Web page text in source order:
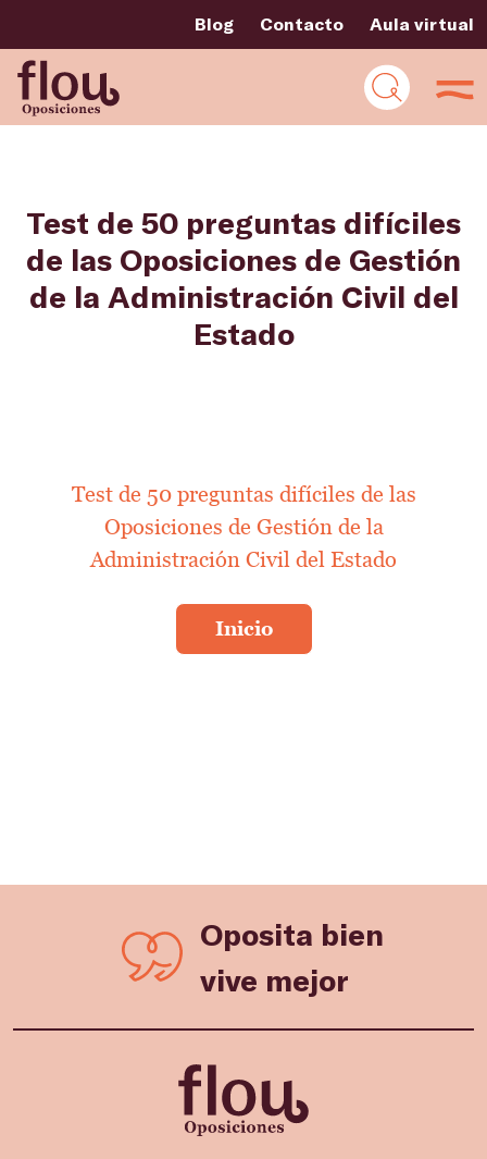
Blog Contacto Aula virtual
Test de 50 preguntas difíciles
de las Oposiciones de Gestión
de la Administración Civil del
Estado
Test de 50 preguntas difíciles de las
Oposiciones de Gestión de la
Administración Civil del Estado
Oposita bien
vive mejor